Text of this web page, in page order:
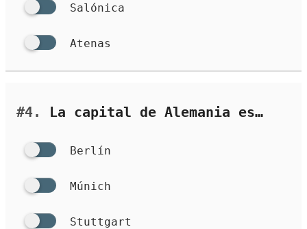
Salónica
Atenas
#4. La capital de Alemania es…
Berlín
Múnich
Stuttgart